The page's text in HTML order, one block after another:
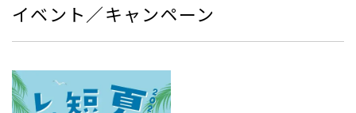
イベント／キャンペーン